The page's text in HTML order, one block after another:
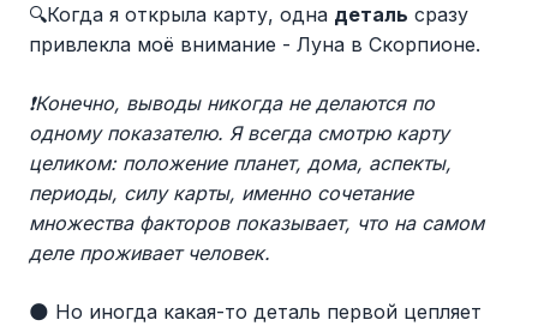
🔍Когда я открыла карту, одна деталь сразу
привлекла моё внимание - Луна в Скорпионе.
❗️Конечно, выводы никогда не делаются по
одному показателю. Я всегда смотрю карту
целиком: положение планет, дома, аспекты,
периоды, силу карты, именно сочетание
множества факторов показывает, что на самом
деле проживает человек.
🌑 Но иногда какая-то деталь первой цепляет